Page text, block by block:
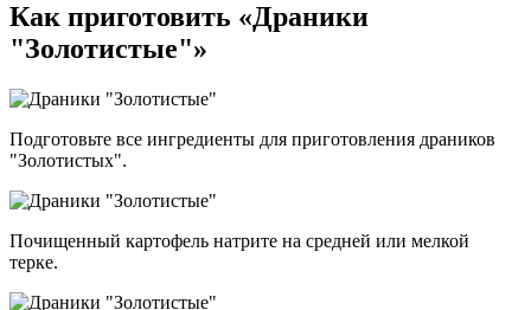
Как приготовить «Драники
"Золотистые"»
Подготовьте все ингредиенты для приготовления драников
"Золотистых".
Почищенный картофель натрите на средней или мелкой
терке.